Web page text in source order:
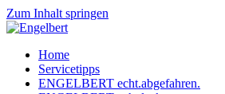
Zum Inhalt springen
Engelbert
Lifestyle – Shopping – Genuss
Home
Servicetipps
ENGELBERT echt.abgefahren.